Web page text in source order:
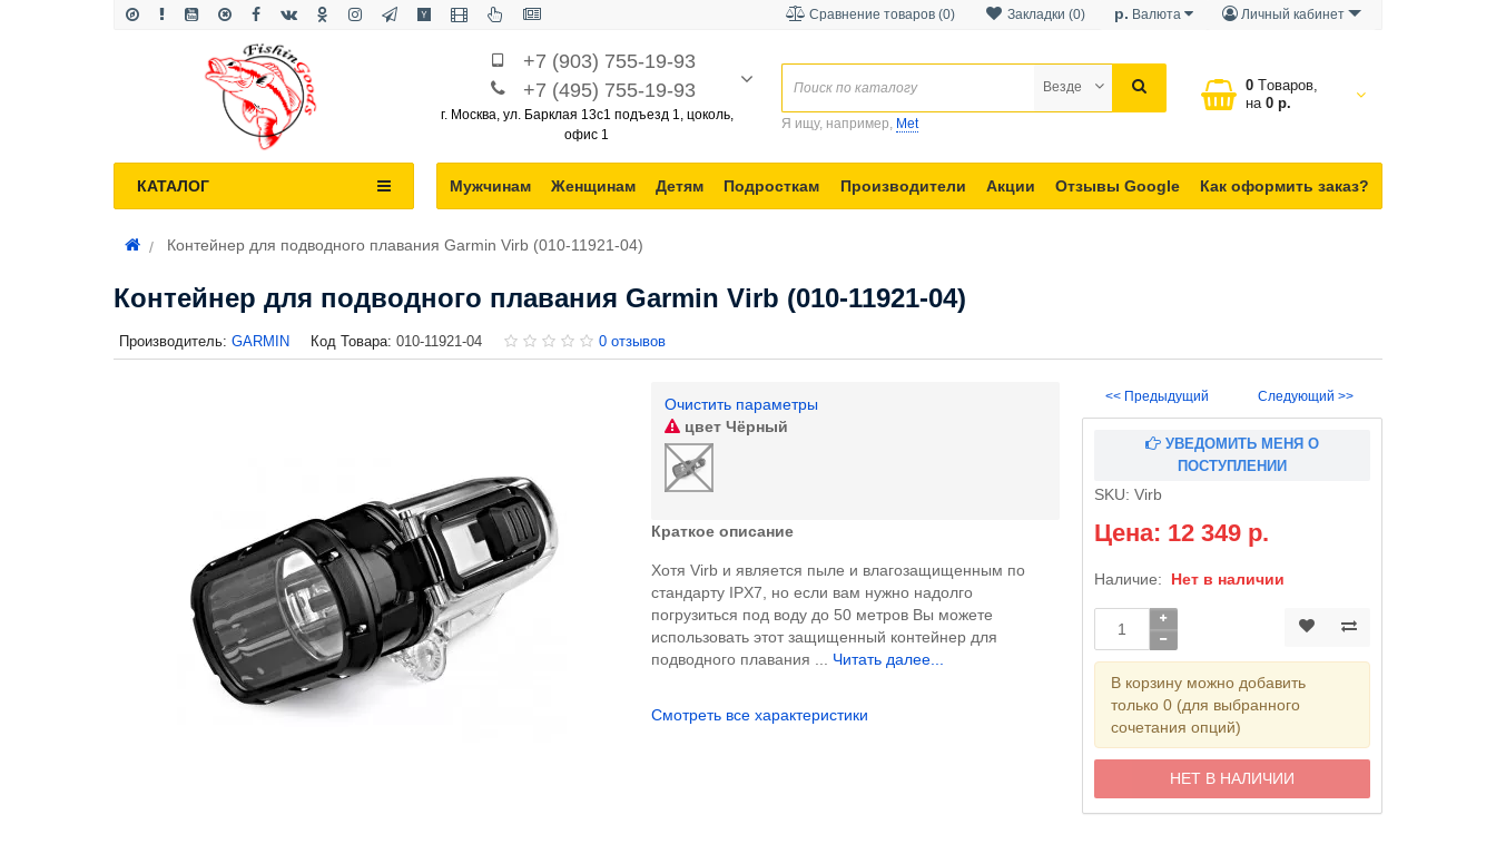
Личный кабинет
р. Валюта
Закладки (0)
Сравнение товаров (0)
+7 (903) 755-19-93
+7 (495) 755-19-93
г. Москва, ул. Барклая 13с1 подъезд 1, цоколь,
офис 1
0 Tоваров,
на
0 р.
Везде
Я ищу, например, Met
Мужчинам Женщинам Детям Подросткам Производители Акции Отзывы Google Как оформить заказ?
КАТАЛОГ
Контейнер для подводного плавания Garmin Virb (010-11921-04)
Контейнер для подводного плавания Garmin Virb (010-11921-04)
Производитель: GARMIN Код Товара: 010-11921-04 0 отзывов
Очистить параметры
цветЧёрный
Краткое описание
Хотя Virb и является пыле и влагозащищенным по
стандарту IPX7, но если вам нужно надолго
погрузиться под воду до 50 метров Вы можете
использовать этот защищенный контейнер для
подводного плавания ... Читать далее...
Смотреть все характеристики
<< Предыдущий Следующий >>
УВЕДОМИТЬ МЕНЯ О
ПОСТУПЛЕНИИ
SKU: Virb
Цена: 12 349 р.
Наличие: Нет в наличии
В корзину можно добавить
только 0 (для выбранного
сочетания опций)
НЕТ В НАЛИЧИИ